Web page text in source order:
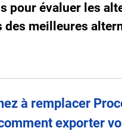
pour évaluer les
meilleures
à remplacer
exporter